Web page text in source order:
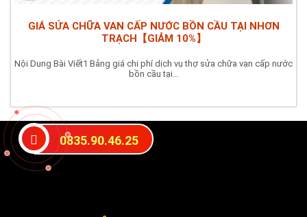
GIÁ SỬA CHỮA VAN CẤP NƯỚC BỒN CẦU TẠI NHƠN
TRẠCH【GIẢM 10%】
Nội Dung Bài Viết1 Bảng giá chi phí dịch vụ thợ sửa chữa van cấp nước
bồn cầu tại...
0835.90.46.25